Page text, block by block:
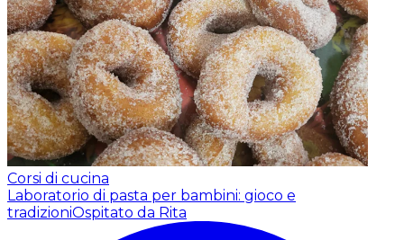
Corsi di cucina
Laboratorio di pasta per bambini: gioco e
tradizioniOspitato da Rita